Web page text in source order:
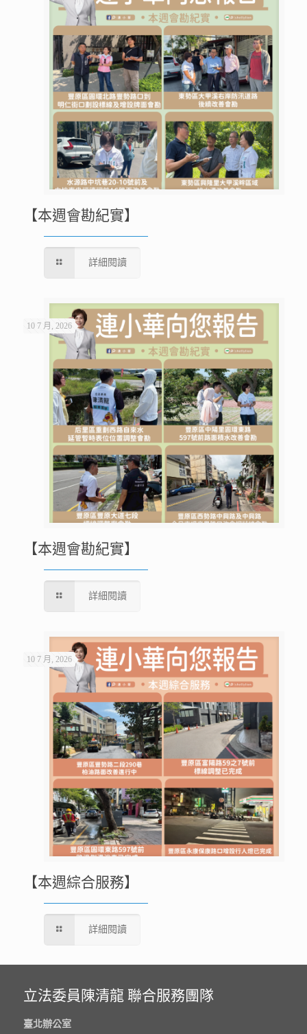
【本週會勘紀實】
詳細閱讀
10 7 月, 2026
【本週會勘紀實】
詳細閱讀
10 7 月, 2026
【本週綜合服務】
詳細閱讀
立法委員陳清龍 聯合服務團隊
臺北辦公室